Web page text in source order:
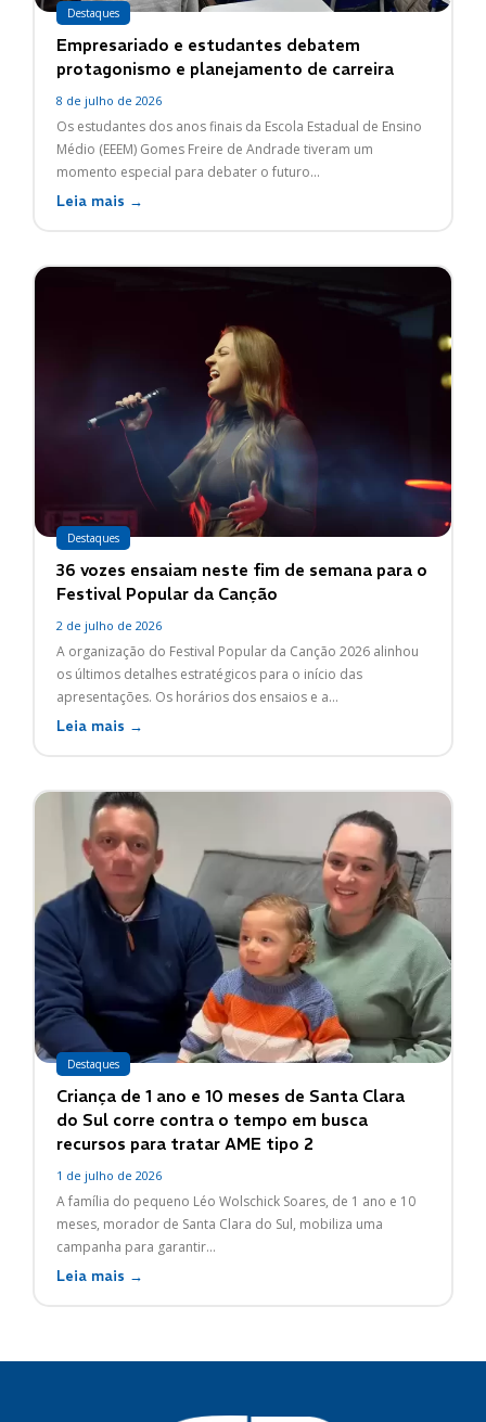
Destaques
Empresariado e estudantes debatem
protagonismo e planejamento de carreira
8 de julho de 2026
Os estudantes dos anos finais da Escola Estadual de Ensino
Médio (EEEM) Gomes Freire de Andrade tiveram um
momento especial para debater o futuro...
Leia mais →
Destaques
36 vozes ensaiam neste fim de semana para o
Festival Popular da Canção
2 de julho de 2026
A organização do Festival Popular da Canção 2026 alinhou
os últimos detalhes estratégicos para o início das
apresentações. Os horários dos ensaios e a...
Leia mais →
Destaques
Criança de 1 ano e 10 meses de Santa Clara
do Sul corre contra o tempo em busca
recursos para tratar AME tipo 2
1 de julho de 2026
A família do pequeno Léo Wolschick Soares, de 1 ano e 10
meses, morador de Santa Clara do Sul, mobiliza uma
campanha para garantir...
Leia mais →